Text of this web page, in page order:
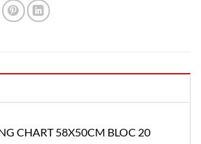
CHART 58X50CM BLOC 20